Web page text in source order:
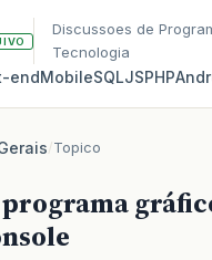
Discussoes de
Tecnologia
MobileSQLJSPHP
/Topico